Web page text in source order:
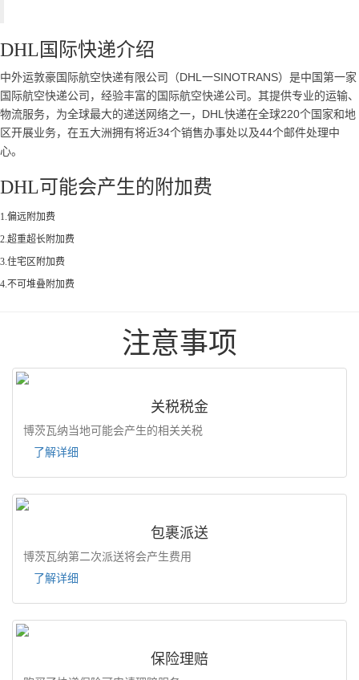
DHL国际快递介绍
中外运敦豪国际航空快递有限公司（DHL一SINOTRANS）是中国第一家
国际航空快递公司，经验丰富的国际航空快递公司。其提供专业的运输、
物流服务，为全球最大的递送网络之一，DHL快递在全球220个国家和地
区开展业务，在五大洲拥有将近34个销售办事处以及44个邮件处理中
心。
DHL可能会产生的附加费
1.偏远附加费
2.超重超长附加费
3.住宅区附加费
4.不可堆叠附加费
注意事项
关税税金
博茨瓦纳当地可能会产生的相关关税
了解详细
包裹派送
博茨瓦纳第二次派送将会产生费用
了解详细
保险理赔